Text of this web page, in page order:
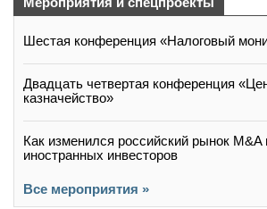
Шестая конференция «Налоговый
Двадцать четвертая конференция
казначейство»
Как изменился российский рынок M&A
иностранных инвесторов
Все мероприятия »